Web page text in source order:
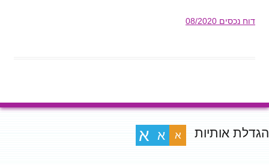
דוח נכסים 08/2020
הגדלת אותיות א א א